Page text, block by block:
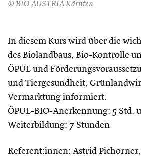
© BIO AUSTRIA Kärnten
In diesem Kurs wird über die
des Biolandbaus, Bio-Kontrolle
ÖPUL und
und Tiergesundheit,
Vermarktung informiert.
ÖPUL-BIO-Anerkennung: 5 Std.
Weiterbildung: 7 Stunden
Referent:innen: Astrid Pichorner,